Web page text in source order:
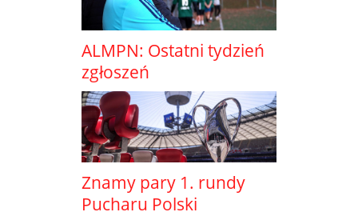
ALMPN: Ostatni tydzień
zgłoszeń
Znamy pary 1. rundy
Pucharu Polski